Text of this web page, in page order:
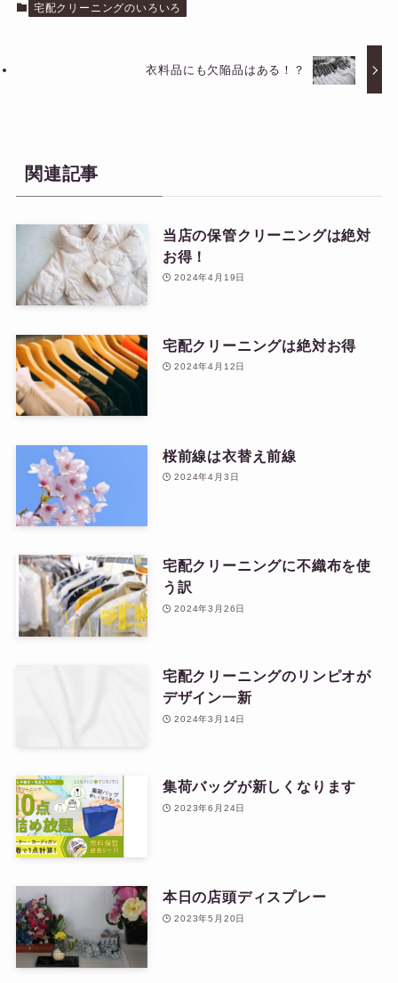
宅配クリーニングのいろいろ
衣料品にも欠陥品はある！？
関連記事
当店の保管クリーニングは絶対
お得！
2024年4月19日
宅配クリーニングは絶対お得
2024年4月12日
桜前線は衣替え前線
2024年4月3日
宅配クリーニングに不織布を使
う訳
2024年3月26日
宅配クリーニングのリンピオが
デザイン一新
2024年3月14日
集荷バッグが新しくなります
2023年6月24日
本日の店頭ディスプレー
2023年5月20日